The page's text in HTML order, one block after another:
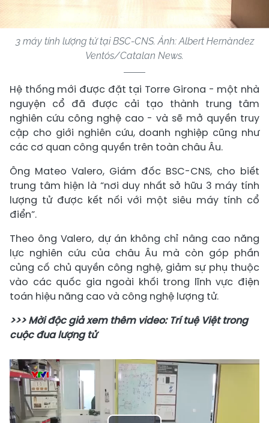
3 máy tính lượng tử tại BSC-CNS. Ảnh: Albert Hernàndez
Ventós/Catalan News.
Hệ thống mới được đặt tại Torre Girona - một nhà
nguyện cổ đã được cải tạo thành trung tâm
nghiên cứu công nghệ cao - và sẽ mở quyền truy
cập cho giới nghiên cứu, doanh nghiệp cũng như
các cơ quan công quyền trên toàn châu Âu.
Ông Mateo Valero, Giám đốc BSC-CNS, cho biết
trung tâm hiện là “nơi duy nhất sở hữu 3 máy tính
lượng tử được kết nối với một siêu máy tính cổ
điển”.
Theo ông Valero, dự án không chỉ nâng cao năng
lực nghiên cứu của châu Âu mà còn góp phần
củng cố chủ quyền công nghệ, giảm sự phụ thuộc
vào các quốc gia ngoài khối trong lĩnh vực điện
toán hiệu năng cao và công nghệ lượng tử.
>>> Mời độc giả xem thêm video: Trí tuệ Việt trong
cuộc đua lượng tử